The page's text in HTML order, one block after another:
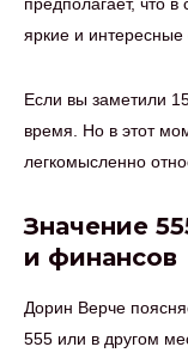
яркие и интересные
Если вы заметили
время. Но в этот
легкомысленно
Значение
и финансов
Дорин Верче
555 или в другом